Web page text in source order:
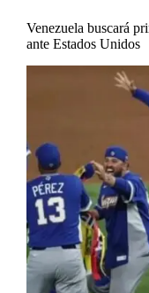
Venezuela buscará
ante Estados Unidos